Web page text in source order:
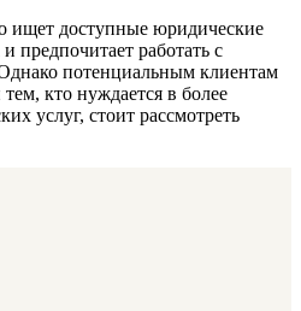
ищет доступные юридические
предпочитает работать с
потенциальным клиентам
кто нуждается в более
услуг, стоит рассмотреть